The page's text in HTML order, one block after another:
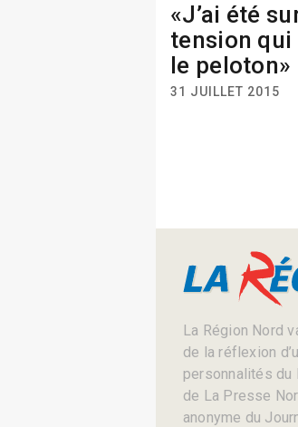
«J’ai été
tension qui
le peloton»
31 JUILLET 2015
La Région Nord
de la réflexion
personnalités du
de La Presse
anonyme du